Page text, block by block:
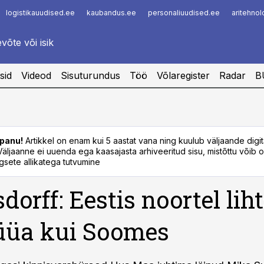
logistikauudised.ee kaubandus.ee personaliuudised.ee
Infopank
Videod Sisuturundus Töö Võlaregister Radar
Artikkel on enam kui 5 aastat vana ning kuulub väljaande
ei uuenda ega kaasajasta arhiveeritud sisu, mistõttu võib
allikatega tutvumine
Eestis noortel
kui Soomes